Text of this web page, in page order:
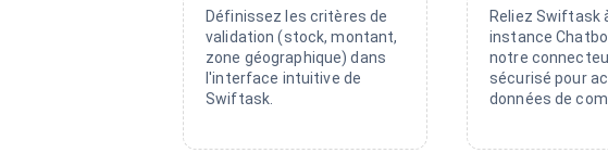
Définissez les critères de
validation (stock, montant,
zone géographique) dans
l'interface intuitive de
Swiftask.
Reliez Swiftask
instance
notre
sécurisé pour
données de